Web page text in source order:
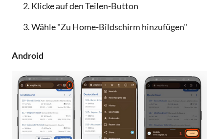
Klicke auf den Teilen-Button
Wähle "Zu Home-Bildschirm hinzufügen"
Android